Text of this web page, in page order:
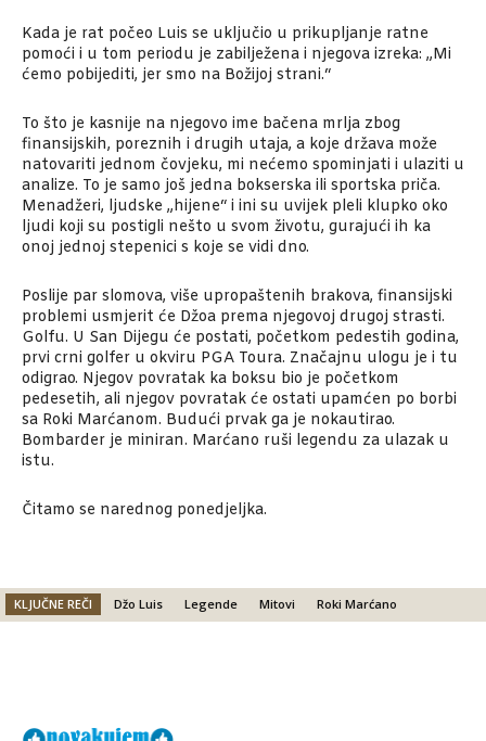
Kada je rat počeo Luis se uključio u prikupljanje ratne
pomoći i u tom periodu je zabilježena i njegova izreka: „Mi
ćemo pobijediti, jer smo na Božijoj strani.“
To što je kasnije na njegovo ime bačena mrlja zbog
finansijskih, poreznih i drugih utaja, a koje država može
natovariti jednom čovjeku, mi nećemo spominjati i ulaziti u
analize. To je samo još jedna bokserska ili sportska priča.
Menadžeri, ljudske „hijene“ i ini su uvijek pleli klupko oko
ljudi koji su postigli nešto u svom životu, gurajući ih ka
onoj jednoj stepenici s koje se vidi dno.
Poslije par slomova, više upropaštenih brakova, finansijski
problemi usmjerit će Džoa prema njegovoj drugoj strasti.
Golfu. U San Dijegu će postati, početkom pedestih godina,
prvi crni golfer u okviru PGA Toura. Značajnu ulogu je i tu
odigrao. Njegov povratak ka boksu bio je početkom
pedesetih, ali njegov povratak će ostati upamćen po borbi
sa Roki Marćanom. Budući prvak ga je nokautirao.
Bombarder je miniran. Marćano ruši legendu za ulazak u
istu.
Čitamo se narednog ponedjeljka.
KLJUČNE REČI Džo Luis Legende Mitovi Roki Marćano